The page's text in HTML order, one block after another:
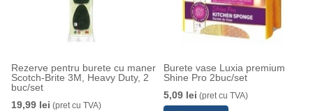
Rezerve pentru burete cu maner
Scotch-Brite 3M, Heavy Duty, 2
buc/set
19,99 lei (pret cu TVA)
Burete vase Luxia premium
Shine Pro 2buc/set
5,09 lei (pret cu TVA)